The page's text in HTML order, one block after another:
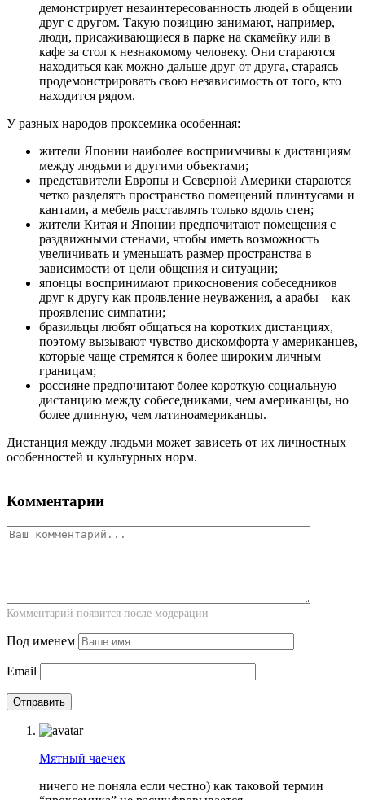
демонстрирует незаинтересованность людей в общении
друг с другом. Такую позицию занимают, например,
люди, присаживающиеся в парке на скамейку или в
кафе за стол к незнакомому человеку. Они стараются
находиться как можно дальше друг от друга, стараясь
продемонстрировать свою независимость от того, кто
находится рядом.
У разных народов проксемика особенная:
жители Японии наиболее восприимчивы к дистанциям
между людьми и другими объектами;
представители Европы и Северной Америки стараются
четко разделять пространство помещений плинтусами и
кантами, а мебель расставлять только вдоль стен;
жители Китая и Японии предпочитают помещения с
раздвижными стенами, чтобы иметь возможность
увеличивать и уменьшать размер пространства в
зависимости от цели общения и ситуации;
японцы воспринимают прикосновения собеседников
друг к другу как проявление неуважения, а арабы – как
проявление симпатии;
бразильцы любят общаться на коротких дистанциях,
поэтому вызывают чувство дискомфорта у американцев,
которые чаще стремятся к более широким личным
границам;
россияне предпочитают более короткую социальную
дистанцию между собеседниками, чем американцы, но
более длинную, чем латиноамериканцы.
Дистанция между людьми может зависеть от их личностных
особенностей и культурных норм.
Комментарии
Комментарий появится после модерации
Под именем
Email
Мятный чаечек
ничего не поняла если честно) как таковой термин